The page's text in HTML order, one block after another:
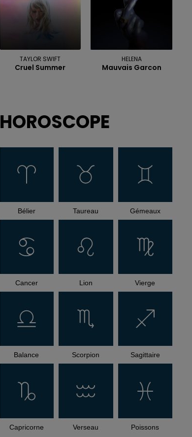
TAYLOR SWIFT
Cruel Summer
HELENA
Mauvais Garcon
HOROSCOPE
Bélier Taureau Gémeaux
Cancer Lion Vierge
Balance Scorpion Sagittaire
Capricorne Verseau Poissons